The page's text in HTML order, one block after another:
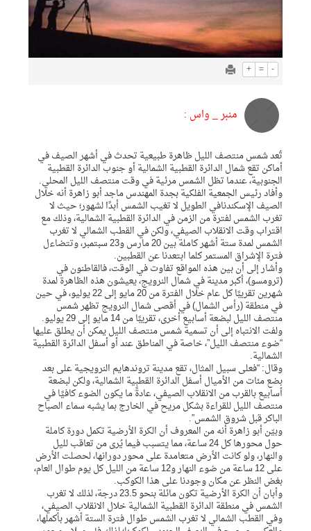
+ = -
منبر _ واس :
تُعد شمس منتصف الليل ظاهرة طبيعية تحدث في أشهر الصيف في
أماكن تقع شمال الدائرة القطبية الشمالية أو جنوب الدائرة القطبية
الجنوبية، عندما تظل الشمس مرئية في وقت منتصف الليل المحلي.
وأفاد رئيس الجمعية الفلكية بجدة المهندس ماجد أبو زاهرة أنه خلال
الصيف الإسكندنافي الطويل لا تغيب الشمس أبدًا لشهور؛ حيث لا
تغرب الشمس لفترة من الزمن في الدائرة القطبية الشمالية، وذلك مع
اقتراب وقت الانقلاب الصيفي، ولكن في القطب الشمالي لا تغرب
الشمس لمدة ستة أشهر كاملة بين 20 مارس و23 سبتمبر، وتتضاءل
فترة الإشراق المستمر كلما ابتعدنا عن القطبين.
وأشار إلى أن بين هذه المواقع تفاوت في الوقت، فالقاطنون في
(ترومسو)، أكبر مدينة في شمال النرويج، يعيشون هذه الظاهرة لمدة
شهرين تقريبًا كل عام خلال الفترة من 20 مايو إلى 22 يوليو، في حين
في منطقة (رأس الشمال) في أقصى شمال النرويج تظهر شمس
منتصف الليل لبضعة أسابيع أخرى، تقريبًا من 14 مايو إلى 29 يوليو.
ولفت الانتباه إلى أن تسمية شمس منتصف الليل يمكن أن يطلق عليها
“ضوء منتصف الليل”، خاصة في المناطق عند أو أسفل الدائرة القطبية
الشمالية.
وقال: “فعلى سبيل المثال، تقع مدينة تروندهايم النرويجية على بعد
بضع مئات من الأميال أسفل الدائرة القطبية الشمالية، ولكن لبضعة
أسابيع بالقرب من الانقلاب الصيفي، عادةً ما يكون الضوء كافيًا في
منتصف الليل للقراءة بشكل مريح في الخارج بما يشبه سماء الصباح
الباكر قبل شروق الشمس”.
وبيّن أبو زاهرة أنه من المعروف أن الكرة الأرضية تكمل دورة كاملة
حول محورها كل 24 ساعة، مما يتسبب فيما يُرى من تعاقب لليل
والنهار، ولو كانت الأرض متعامدة على محور دورانها، لحصلت الأرض
على 12 ساعة من ضوء النهار و12 ساعة من الليل كل يوم طوال العام،
بغض النظر عن مكان وجودنا على هذا الكوكب.
وأبان أن الكرة الأرضية تكون مائلة بنحو 23.5 درجة، لذلك لا تغرب
الشمس في منطقة الدائرة القطبية الشمالية خلال الانقلاب الصيفي،
وفي القطب الشمالي لا تغرب الشمس طوال فترة الستة أشهر بأكملها،